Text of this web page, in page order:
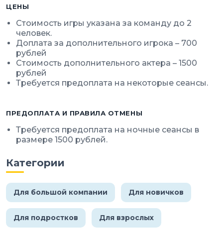
ЦЕНЫ
Стоимость игры указана за команду до 2
человек.
Доплата за дополнительного игрока – 700
рублей
Стоимость дополнительного актера – 1500
рублей
Требуется предоплата на некоторые сеансы.
ПРЕДОПЛАТА И ПРАВИЛА ОТМЕНЫ
Требуется предоплата на ночные сеансы в
размере 1500 рублей.
Категории
Для большой компании Для новичков
Для подростков Для взрослых